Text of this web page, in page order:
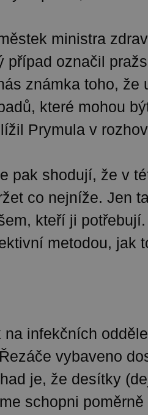
ministra
případ označil
známka toho, že
které mohou
Prymula v
pak shodují, že v
co nejníže. Jen
kteří ji
metodou, jak
na infekčních
vybaveno
je, že desítky
schopni